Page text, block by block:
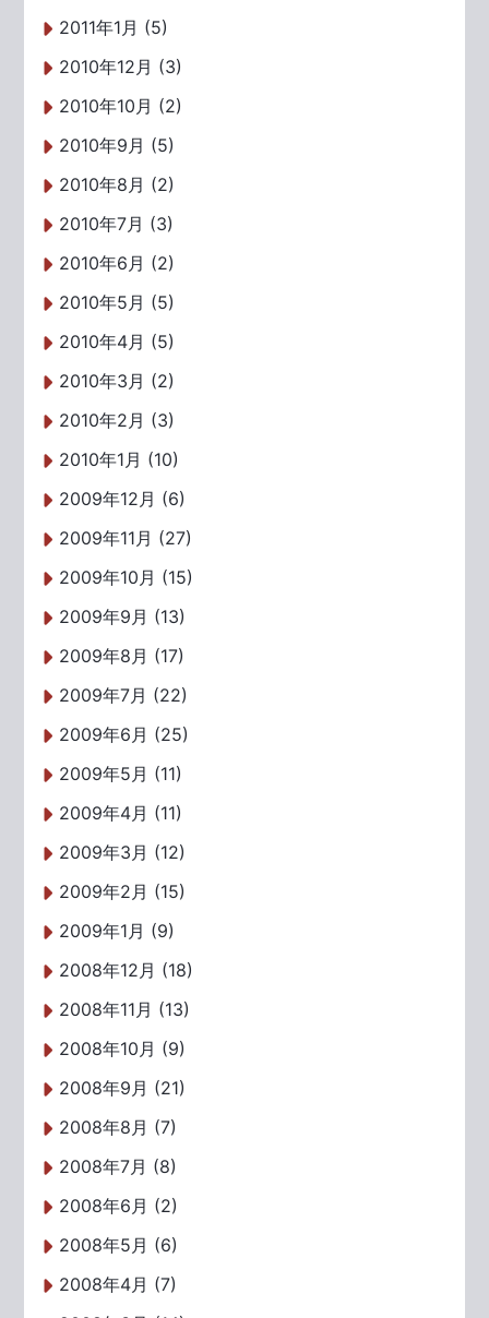
2011年1月 (5)
2010年12月 (3)
2010年10月 (2)
2010年9月 (5)
2010年8月 (2)
2010年7月 (3)
2010年6月 (2)
2010年5月 (5)
2010年4月 (5)
2010年3月 (2)
2010年2月 (3)
2010年1月 (10)
2009年12月 (6)
2009年11月 (27)
2009年10月 (15)
2009年9月 (13)
2009年8月 (17)
2009年7月 (22)
2009年6月 (25)
2009年5月 (11)
2009年4月 (11)
2009年3月 (12)
2009年2月 (15)
2009年1月 (9)
2008年12月 (18)
2008年11月 (13)
2008年10月 (9)
2008年9月 (21)
2008年8月 (7)
2008年7月 (8)
2008年6月 (2)
2008年5月 (6)
2008年4月 (7)